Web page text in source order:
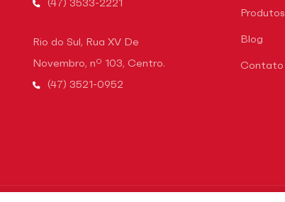
Rio do Sul, Rua XV De
Novembro, nº 103, Centro.
(47) 3521-0952
Produtos
Blog
Contato